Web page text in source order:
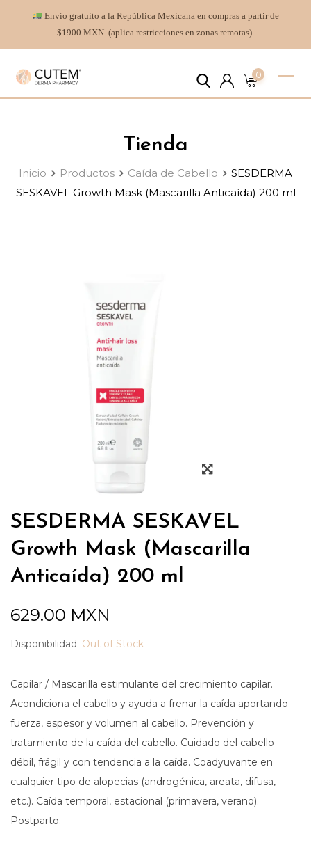
Envío gratuito a la República Mexicana en compras a partir de
$1900 MXN. (aplica restricciones en zonas remotas).
0
Tienda
Inicio Productos Caída de Cabello
SESDERMA
SESKAVEL Growth Mask (Mascarilla Anticaída) 200 ml
SESDERMA SESKAVEL
Growth Mask (Mascarilla
Anticaída) 200 ml
629.00 MXN
Disponibilidad: Out of Stock
Capilar / Mascarilla estimulante del crecimiento capilar.
Acondiciona el cabello y ayuda a frenar la caída aportando
fuerza, espesor y volumen al cabello. Prevención y
tratamiento de la caída del cabello. Cuidado del cabello
débil, frágil y con tendencia a la caída. Coadyuvante en
cualquier tipo de alopecias (androgénica, areata, difusa,
etc.). Caída temporal, estacional (primavera, verano).
Postparto.